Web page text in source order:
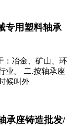
专用塑料轴承
：冶金、矿山、环
业。 二.按轴承座
候叫外
承座铸造批发/